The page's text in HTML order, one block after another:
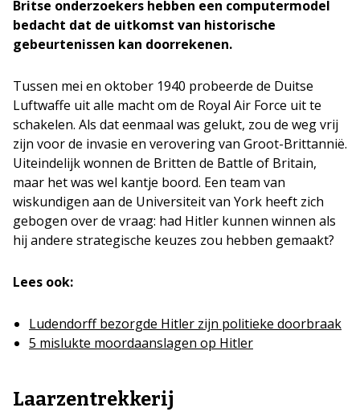
Britse onderzoekers hebben een computermodel
bedacht dat de uitkomst van historische
gebeurtenissen kan doorrekenen.
Tussen mei en oktober 1940 probeerde de Duitse
Luftwaffe uit alle macht om de Royal Air Force uit te
schakelen. Als dat eenmaal was gelukt, zou de weg vrij
zijn voor de invasie en verovering van Groot-Brittannië.
Uiteindelijk wonnen de Britten de Battle of Britain,
maar het was wel kantje boord. Een team van
wiskundigen aan de Universiteit van York heeft zich
gebogen over de vraag: had Hitler kunnen winnen als
hij andere strategische keuzes zou hebben gemaakt?
Lees ook:
Ludendorff bezorgde Hitler zijn politieke doorbraak
5 mislukte moordaanslagen op Hitler
Laarzentrekkerij